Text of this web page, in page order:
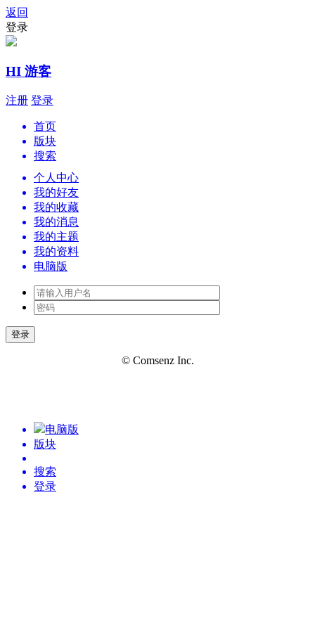
返回
登录
HI 游客
注册 登录
首页
版块
搜索
个人中心
我的好友
我的收藏
我的消息
我的主题
我的资料
电脑版
登录
© Comsenz Inc.
电脑版
版块
搜索
登录